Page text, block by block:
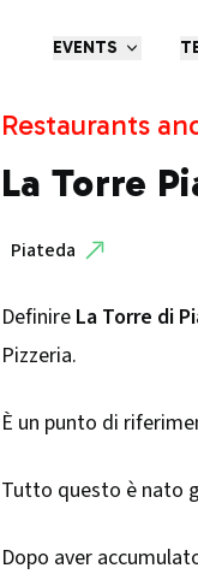
EVENTS
Restaurants
La Torre
Piateda
Definire La Torre di
Pizzeria.
È un punto di
Tutto questo è nato
Dopo aver